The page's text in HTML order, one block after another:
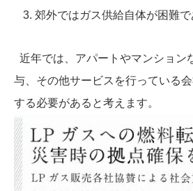
郊外ではガス供給自体が困難
近年では、アパートやマンション
与、その他サービスを行っている
する必要があると考えます。